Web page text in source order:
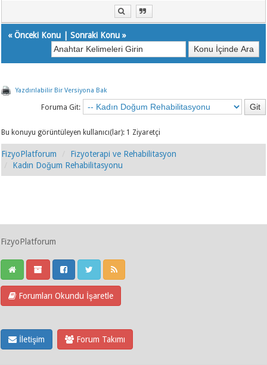
«Önceki Konu |Sonraki Konu »
Yazdırılabilir Bir Versiyona Bak
Foruma Git:
Bu konuyu görüntüleyen kullanıcı(lar): 1 Ziyaretçi
FizyoPlatforum
Fizyoterapi ve Rehabilitasyon
Kadın Doğum Rehabilitasyonu
FizyoPlatforum
Forumları Okundu İşaretle
İletişim Forum Takımı